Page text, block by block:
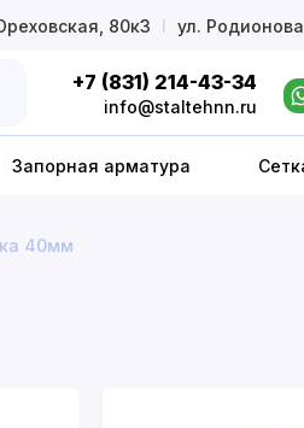
+7 (831) 214-43-34
info@staltehnn.ru
Запорная арматура
80к3 l ул.
40мм